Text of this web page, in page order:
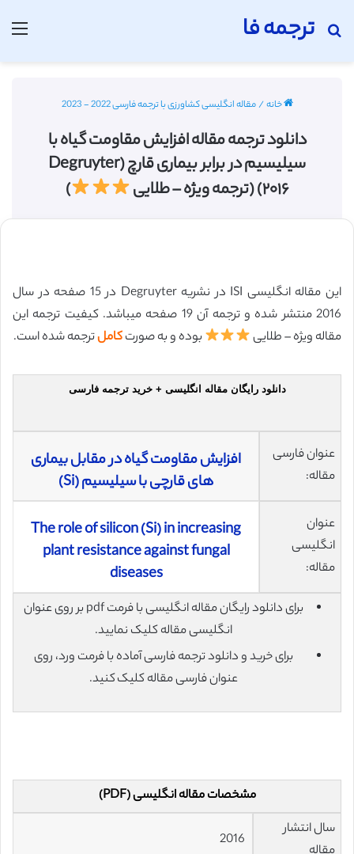
ترجمه فا
جستجو برای
خانه/مقاله انگلیسی کشاورزی با ترجمه فارسی 2022 - 2023
دانلود ترجمه مقاله افزایش مقاومت گیاه با
سیلیسیم در برابر بیماری قارچ (Degruyter
۲۰۱۶) (ترجمه ویژه – طلایی
)
این مقاله انگلیسی ISI در نشریه Degruyter در 15 صفحه در سال
2016 منتشر شده و ترجمه آن 19 صفحه میباشد. کیفیت ترجمه این
مقاله ویژه – طلایی
بوده و به صورتکاملترجمه شده است.
دانلود رایگان مقاله انگلیسی + خرید ترجمه فارسی
عنوان فارسی
مقاله:
افزایش مقاومت گیاه در مقابل بیماری
های قارچی با سیلیسیم (Si)
عنوان
انگلیسی
مقاله:
The role of silicon (Si) in increasing
plant resistance against fungal
diseases
برای دانلود رایگان مقاله انگلیسی با فرمت pdf بر روی عنوان
انگلیسی مقاله کلیک نمایید.
برای خرید و دانلود ترجمه فارسی آماده با فرمت ورد، روی
عنوان فارسی مقاله کلیک کنید.
مشخصات مقاله انگلیسی (PDF)
سال انتشار